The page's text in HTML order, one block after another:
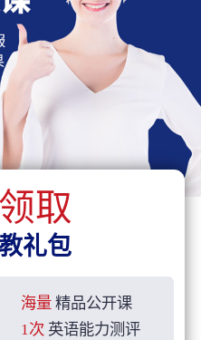
取
礼包
海量 精品公开课
1次 英语能力测评